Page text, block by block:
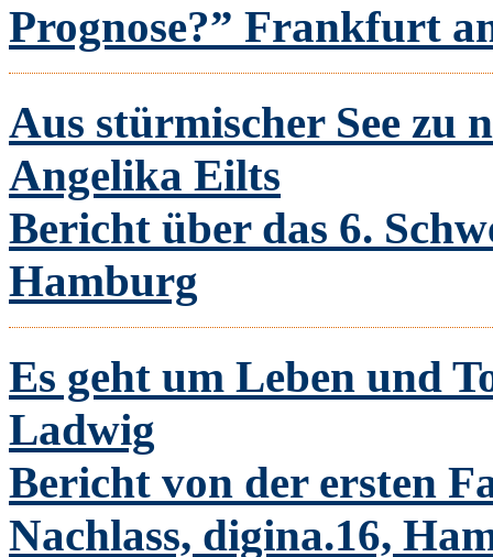
Prognose?” Frankfurt
Aus stürmischer See zu
Angelika Eilts
Bericht über das 6.
Hamburg
Es geht um Leben und
Ladwig
Bericht von der ersten
Nachlass, digina.16,